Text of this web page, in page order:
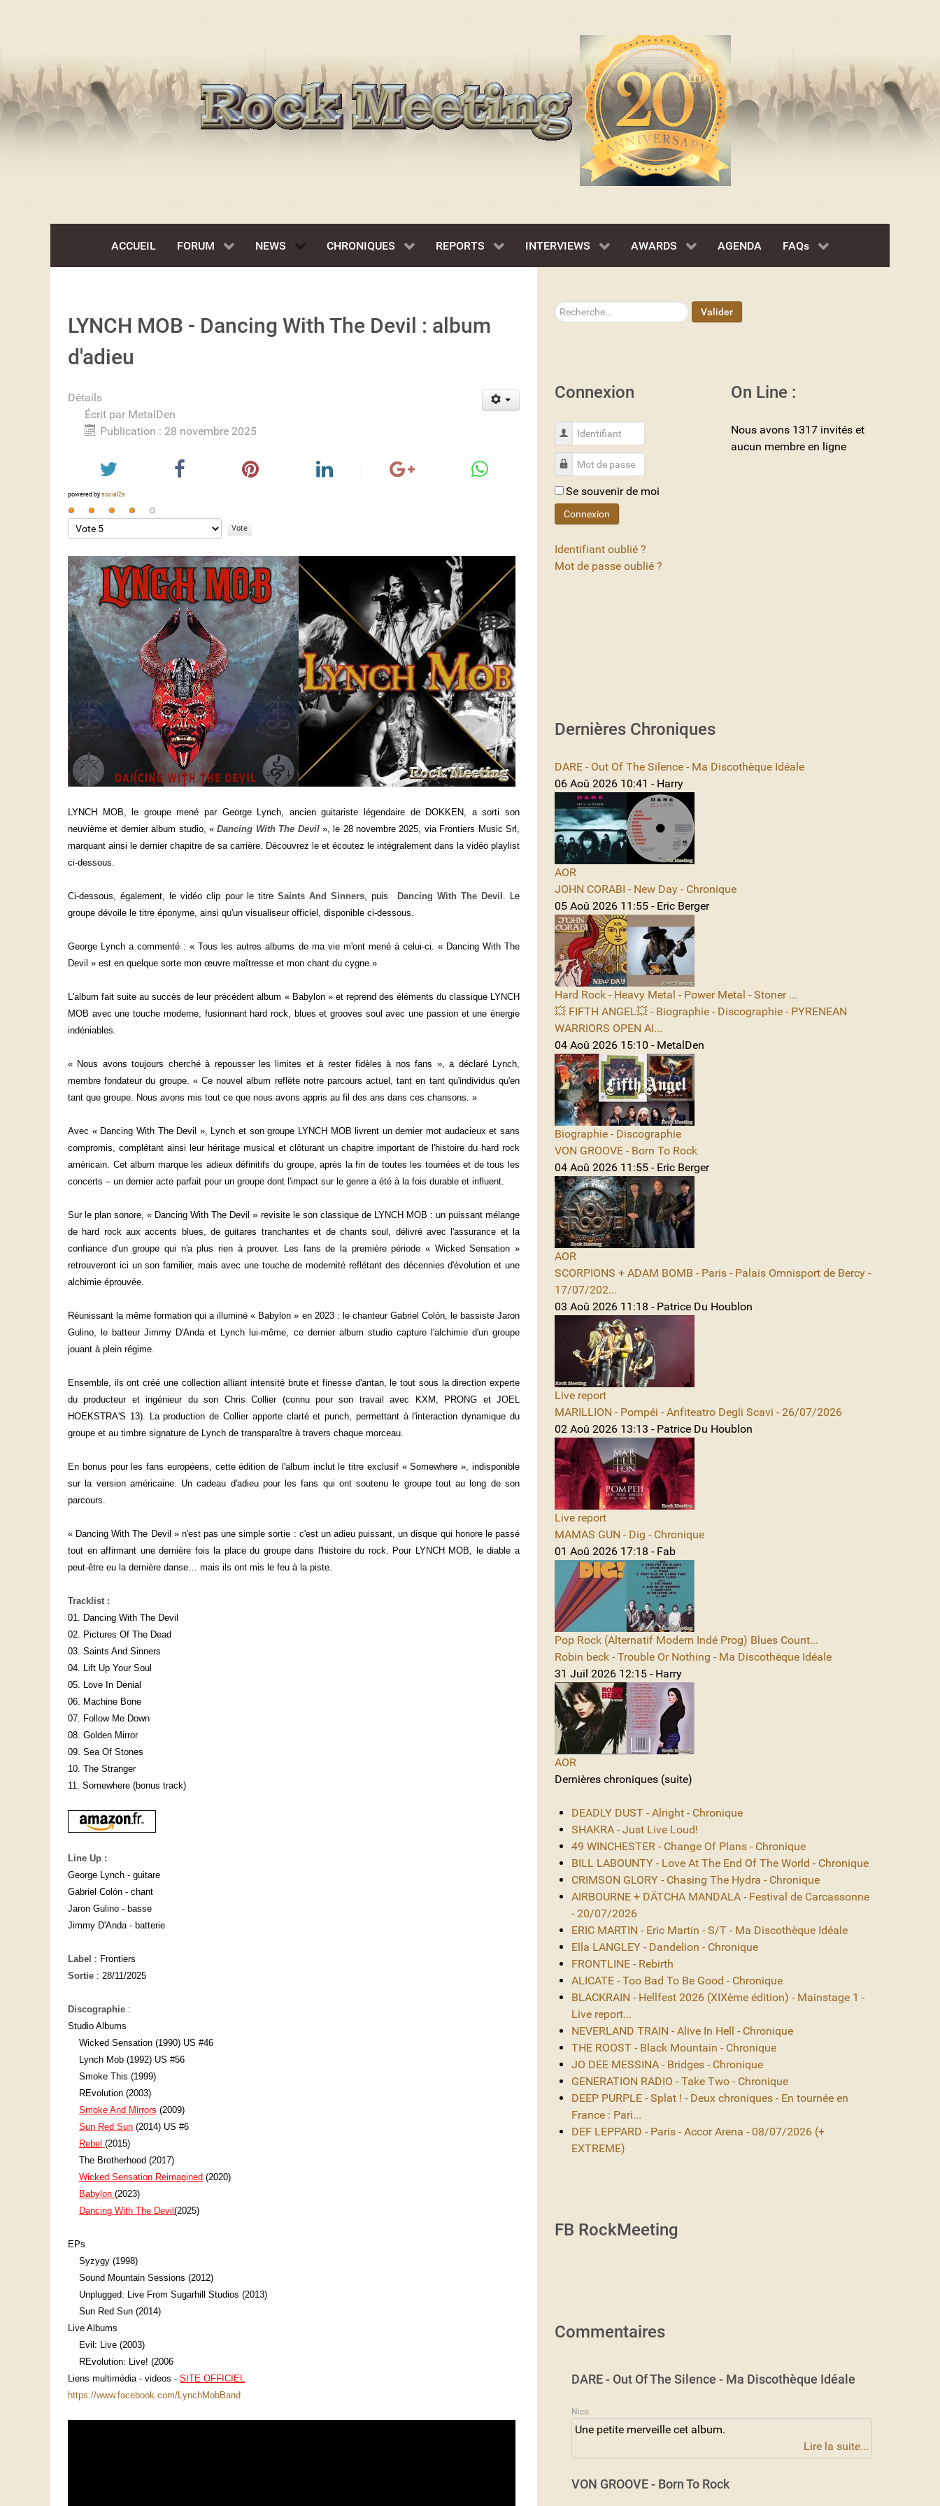
ACCUEIL FORUM NEWS CHRONIQUES REPORTS INTERVIEWS AWARDS AGENDA FAQs
LYNCH MOB - Dancing With The Devil : album
d'adieu
Détails
Écrit par MetalDen
Publication : 28 novembre 2025
powered by social2s
Vote
utilisateur:
Veuillez
voter
LYNCH MOB, le groupe mené par George Lynch, ancien guitariste légendaire de DOKKEN, a sorti son
neuvième et dernier album studio, «Dancing With The Devil », le 28 novembre 2025, via Frontiers Music Srl,
marquant ainsi le dernier chapitre de sa carrière. Découvrez le et écoutez le intégralement dans la vidéo playlist
ci-dessous.
Ci-dessous, également, le vidéo clip pour le titre Saints And Sinners, puis Dancing With The Devil . Le
groupe dévoile le titre éponyme, ainsi qu'un visualiseur officiel, disponible ci-dessous.
George Lynch a commenté : « Tous les autres albums de ma vie m'ont mené à celui-ci. « Dancing With The
Devil » est en quelque sorte mon œuvre maîtresse et mon chant du cygne.»
L'album fait suite au succès de leur précédent album « Babylon » et reprend des éléments du classique LYNCH
MOB avec une touche moderne, fusionnant hard rock, blues et grooves soul avec une passion et une énergie
indéniables.
« Nous avons toujours cherché à repousser les limites et à rester fidèles à nos fans », a déclaré Lynch,
membre fondateur du groupe. « Ce nouvel album reflète notre parcours actuel, tant en tant qu'individus qu'en
tant que groupe. Nous avons mis tout ce que nous avons appris au fil des ans dans ces chansons. »
Avec « Dancing With The Devil », Lynch et son groupe LYNCH MOB livrent un dernier mot audacieux et sans
compromis, complétant ainsi leur héritage musical et clôturant un chapitre important de l'histoire du hard rock
américain. Cet album marque les adieux définitifs du groupe, après la fin de toutes les tournées et de tous les
concerts – un dernier acte parfait pour un groupe dont l'impact sur le genre a été à la fois durable et influent.
Sur le plan sonore, « Dancing With The Devil » revisite le son classique de LYNCH MOB : un puissant mélange
de hard rock aux accents blues, de guitares tranchantes et de chants soul, délivré avec l'assurance et la
confiance d'un groupe qui n'a plus rien à prouver. Les fans de la première période « Wicked Sensation »
retrouveront ici un son familier, mais avec une touche de modernité reflétant des décennies d'évolution et une
alchimie éprouvée.
Réunissant la même formation qui a illuminé « Babylon » en 2023 : le chanteur Gabriel Colón, le bassiste Jaron
Gulino, le batteur Jimmy D'Anda et Lynch lui-même, ce dernier album studio capture l'alchimie d'un groupe
jouant à plein régime.
Ensemble, ils ont créé une collection alliant intensité brute et finesse d'antan, le tout sous la direction experte
du producteur et ingénieur du son Chris Collier (connu pour son travail avec KXM, PRONG et JOEL
HOEKSTRA'S 13). La production de Collier apporte clarté et punch, permettant à l'interaction dynamique du
groupe et au timbre signature de Lynch de transparaître à travers chaque morceau.
En bonus pour les fans européens, cette édition de l'album inclut le titre exclusif « Somewhere », indisponible
sur la version américaine. Un cadeau d'adieu pour les fans qui ont soutenu le groupe tout au long de son
parcours.
« Dancing With The Devil » n'est pas une simple sortie : c'est un adieu puissant, un disque qui honore le passé
tout en affirmant une dernière fois la place du groupe dans l'histoire du rock. Pour LYNCH MOB, le diable a
peut-être eu la dernière danse… mais ils ont mis le feu à la piste.
Tracklist :
01. Dancing With The Devil
02. Pictures Of The Dead
03. Saints And Sinners
04. Lift Up Your Soul
05. Love In Denial
06. Machine Bone
07. Follow Me Down
08. Golden Mirror
09. Sea Of Stones
10. The Stranger
11. Somewhere (bonus track)
Line Up :
George Lynch - guitare
Gabriel Colón - chant
Jaron Gulino - basse
Jimmy D'Anda - batterie
Label : Frontiers
Sortie : 28/11/2025
Discographie :
Studio Albums
Wicked Sensation (1990) US #46
Lynch Mob (1992) US #56
Smoke This (1999)
REvolution (2003)
Smoke And Mirrors (2009)
Sun Red Sun (2014) US #6
Rebel (2015)
The Brotherhood (2017)
Wicked Sensation Reimagined (2020)
Babylon (2023)
Dancing With The Devil (2025)
EPs
Syzygy (1998)
Sound Mountain Sessions (2012)
Unplugged: Live From Sugarhill Studios (2013)
Sun Red Sun (2014)
Live Albums
Evil: Live (2003)
REvolution: Live! (2006
Liens multimédia - videos - SITE OFFICIEL
https://www.facebook.com/LynchMobBand
Rechercher Valider
Connexion
Identifiant
Mot de passe
Se souvenir de moi
Connexion
Identifiant oublié ?
Mot de passe oublié ?
On Line :
Nous avons 1317 invités et
aucun membre en ligne
Dernières Chroniques
DARE - Out Of The Silence - Ma Discothèque Idéale
06 Aoû 2026 10:41 - Harry
AOR
JOHN CORABI - New Day - Chronique
05 Aoû 2026 11:55 - Eric Berger
Hard Rock - Heavy Metal - Power Metal - Stoner ...
💥 FIFTH ANGEL💥 - Biographie - Discographie - PYRENEAN
WARRIORS OPEN AI...
04 Aoû 2026 15:10 - MetalDen
Biographie - Discographie
VON GROOVE - Born To Rock
04 Aoû 2026 11:55 - Eric Berger
AOR
SCORPIONS + ADAM BOMB - Paris - Palais Omnisport de Bercy -
17/07/202...
03 Aoû 2026 11:18 - Patrice Du Houblon
Live report
MARILLION - Pompéi - Anfiteatro Degli Scavi - 26/07/2026
02 Aoû 2026 13:13 - Patrice Du Houblon
Live report
MAMAS GUN - Dig - Chronique
01 Aoû 2026 17:18 - Fab
Pop Rock (Alternatif Modern Indé Prog) Blues Count...
Robin beck - Trouble Or Nothing - Ma Discothèque Idéale
31 Juil 2026 12:15 - Harry
AOR
Dernières chroniques (suite)
DEADLY DUST - Alright - Chronique
SHAKRA - Just Live Loud!
49 WINCHESTER - Change Of Plans - Chronique
BILL LABOUNTY - Love At The End Of The World - Chronique
CRIMSON GLORY - Chasing The Hydra - Chronique
AIRBOURNE + DÄTCHA MANDALA - Festival de Carcassonne
- 20/07/2026
ERIC MARTIN - Eric Martin - S/T - Ma Discothèque Idéale
Ella LANGLEY - Dandelion - Chronique
FRONTLINE - Rebirth
ALICATE - Too Bad To Be Good - Chronique
BLACKRAIN - Hellfest 2026 (XIXème édition) - Mainstage 1 -
Live report...
NEVERLAND TRAIN - Alive In Hell - Chronique
THE ROOST - Black Mountain - Chronique
JO DEE MESSINA - Bridges - Chronique
GENERATION RADIO - Take Two - Chronique
DEEP PURPLE - Splat ! - Deux chroniques - En tournée en
France : Pari...
DEF LEPPARD - Paris - Accor Arena - 08/07/2026 (+
EXTREME)
FB RockMeeting
Commentaires
DARE - Out Of The Silence - Ma Discothèque Idéale
Nico
Une petite merveille cet album.
Lire la suite...
VON GROOVE - Born To Rock